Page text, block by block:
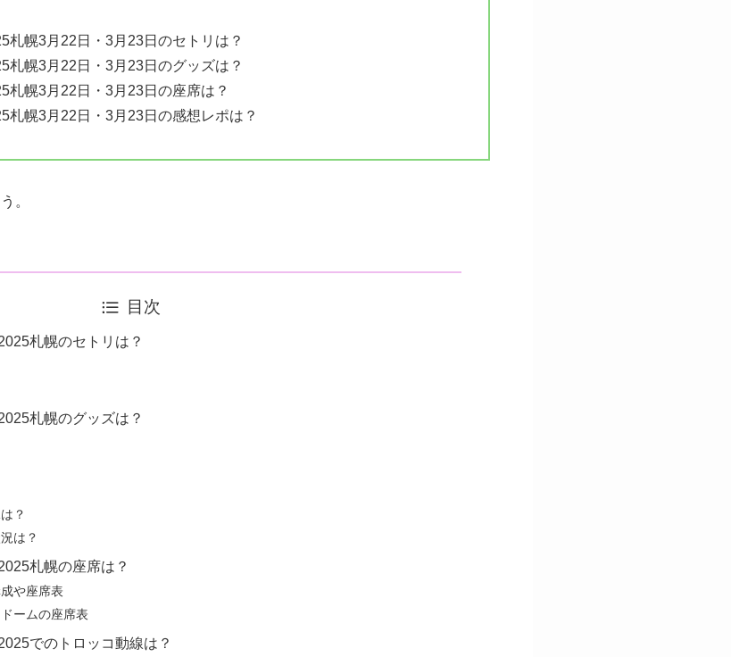
札幌3月22日・3月23日のセトリは？
札幌3月22日・3月23日のグッズは？
札幌3月22日・3月23日の座席は？
札幌3月22日・3月23日の感想レポは？
。
目次
札幌のセトリは？
札幌のグッズは？
？
は？
札幌の座席は？
や座席表
ームの座席表
でのトロッコ動線は？